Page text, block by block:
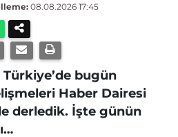
08.08.2026 17:45
bugün
Haber Dairesi
derledik. İşte günün